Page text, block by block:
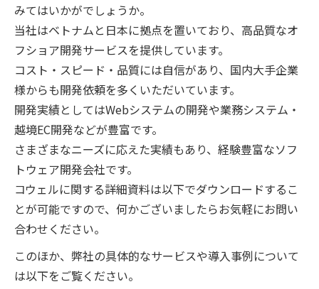
みてはいかがでしょうか。
当社はベトナムと日本に拠点を置いており、高品質なオ
フショア開発サービスを提供しています。
コスト・スピード・品質には自信があり、国内大手企業
様からも開発依頼を多くいただいています。
開発実績としてはWebシステムの開発や業務システム・
越境EC開発などが豊富です。
さまざまなニーズに応えた実績もあり、経験豊富なソフ
トウェア開発会社です。
コウェルに関する詳細資料は以下でダウンロードするこ
とが可能ですので、何かございましたらお気軽にお問い
合わせください。
このほか、弊社の具体的なサービスや導入事例について
は以下をご覧ください。